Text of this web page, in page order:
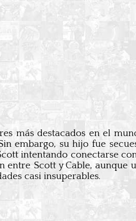
más destacados en el
embargo, su hijo fue
intentando conectarse
Scott y Cable, aunque
casi insuperables.